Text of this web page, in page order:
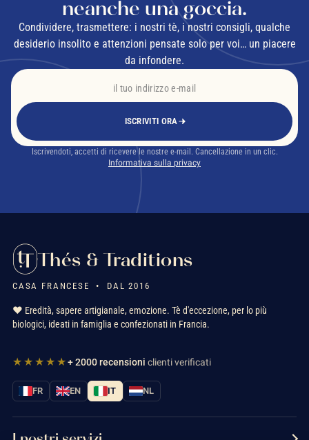
neanche una goccia.
Condividere, trasmettere: i nostri tè, i nostri consigli, qualche
desiderio insolito e attenzioni pensate solo per voi… un piacere
da infondere.
ISCRIVITI ORA
Iscrivendoti, accetti di ricevere le nostre e-mail. Cancellazione in un clic.
Informativa sulla privacy
Thés & Traditions
CASA FRANCESE • DAL 2016
❤️ Eredità, sapere artigianale, emozione. Tè d'eccezione, per lo più
biologici, ideati in famiglia e confezionati in Francia.
★★★★★+ 2000 recensioni clienti verificati
FR EN IT NL